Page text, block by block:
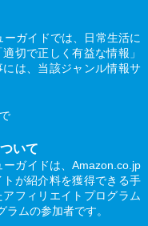
ガイドでは、日常生活に
切で正しく有益な情報」
は、当該ジャンル情報サ
いて
ガイドは、Amazon.co.jp
が紹介料を獲得できる手
フィリエイトプログラム
ムの参加者です。